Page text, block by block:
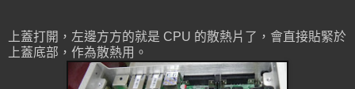
上蓋打開，左邊方方的就是 CPU 的散熱片了，會直接貼緊於
上蓋底部，作為散熱用。